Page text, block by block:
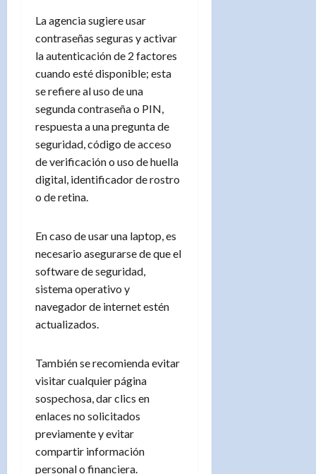
La agencia sugiere usar
contraseñas seguras y activar
la autenticación de 2 factores
cuando esté disponible; esta
se refiere al uso de una
segunda contraseña o PIN,
respuesta a una pregunta de
seguridad, código de acceso
de verificación o uso de huella
digital, identificador de rostro
o de retina.
En caso de usar una laptop, es
necesario asegurarse de que el
software de seguridad,
sistema operativo y
navegador de internet estén
actualizados.
También se recomienda evitar
visitar cualquier página
sospechosa, dar clics en
enlaces no solicitados
previamente y evitar
compartir información
personal o financiera.